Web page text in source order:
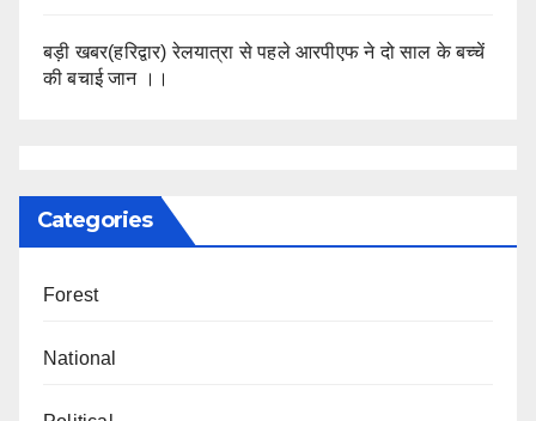
बड़ी खबर(हरिद्वार) रेलयात्रा से पहले आरपीएफ ने दो साल के बच्चें
की बचाई जान ।।
Categories
Forest
National